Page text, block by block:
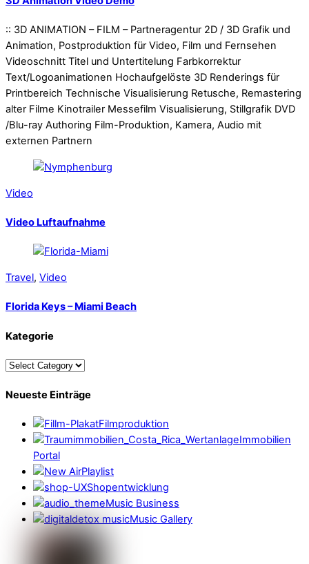
:: 3D ANIMATION – FILM – Partneragentur 2D / 3D Grafik und
Animation, Postproduktion für Video, Film und Fernsehen
Videoschnitt Titel und Untertitelung Farbkorrektur
Text/Logoanimationen Hochaufgelöste 3D Renderings für
Printbereich Technische Visualisierung Retusche, Remastering
alter Filme Kinotrailer Messefilm Visualisierung, Stillgrafik DVD
/Blu-ray Authoring Film-Produktion, Kamera, Audio mit
externen Partnern
Video
Video Luftaufnahme
Travel, Video
Florida Keys – Miami Beach
Kategorie
Neueste Einträge
Filmproduktion
Immobilien
Portal
Playlist
Shopentwicklung
Music Business
Music Gallery